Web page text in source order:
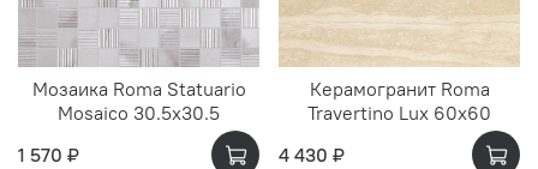
Мозаика Roma Statuario
Mosaico 30.5x30.5
1 570 ₽
Керамогранит Roma
Travertino Lux 60x60
4 430 ₽